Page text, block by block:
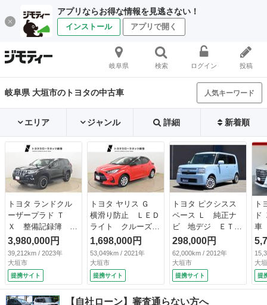
アプリならお得な情報を見逃さない！
インストール アプリで開く
岐阜県 検索 ログイン 投稿
岐阜県 大垣市のトヨタの中古車 人気キーワード
エリア ジャンル 詳細 新着順
トヨタ ランドクル
ーザープラド Ｔ
Ｘ 整備記録簿 ス
マキー クルーズ
Ｃ セキュリティ
カーテンエアバッ
グ 衝突回避 メモ
リーナビゲーショ
ン ＰＷ リヤカメ
3,980,000円
39,212km / 2023年
大垣市
提携サイト
トヨタ ヤリス Ｇ
横滑り防止 ＬＥＤ
ライト クルーズコ
ントロール Ｂカメ
ラ ワンオーナー
オートエアコン エ
アバッグ ４ＷＤ
スマートキー キー
レス 盗難防止シス
1,698,000円
53,049km / 2021年
大垣市
提携サイト
トヨタ ピクシスス
ペース Ｌ 純正ナ
ビ 地デジ ＥＴ
Ｃ キーレス 電動
格納ミラー ベンチ
シート （検9.9）
298,000円
62,000km / 2012年
大垣市
提携サイト
ト
ド
車
側
モ
グ
バ
ー
大
提
【自社ローン】審査通らない方へ